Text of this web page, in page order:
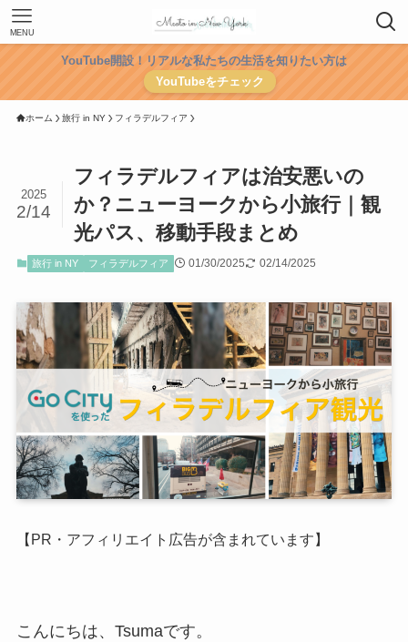
MENU
YouTube開設！リアルな私たちの生活を知りたい方は
YouTubeをチェック
ホーム 旅行 in NY フィラデルフィア
フィラデルフィアは治安悪いの
か？ニューヨークから小旅行｜観
光パス、移動手段まとめ
2025
2/14
旅行 in NY フィラデルフィア 01/30/2025 02/14/2025
【PR・アフィリエイト広告が含まれています】
こんにちは、Tsumaです。